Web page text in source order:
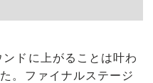
ドに上がることは叶わ
。ファイナルステージ